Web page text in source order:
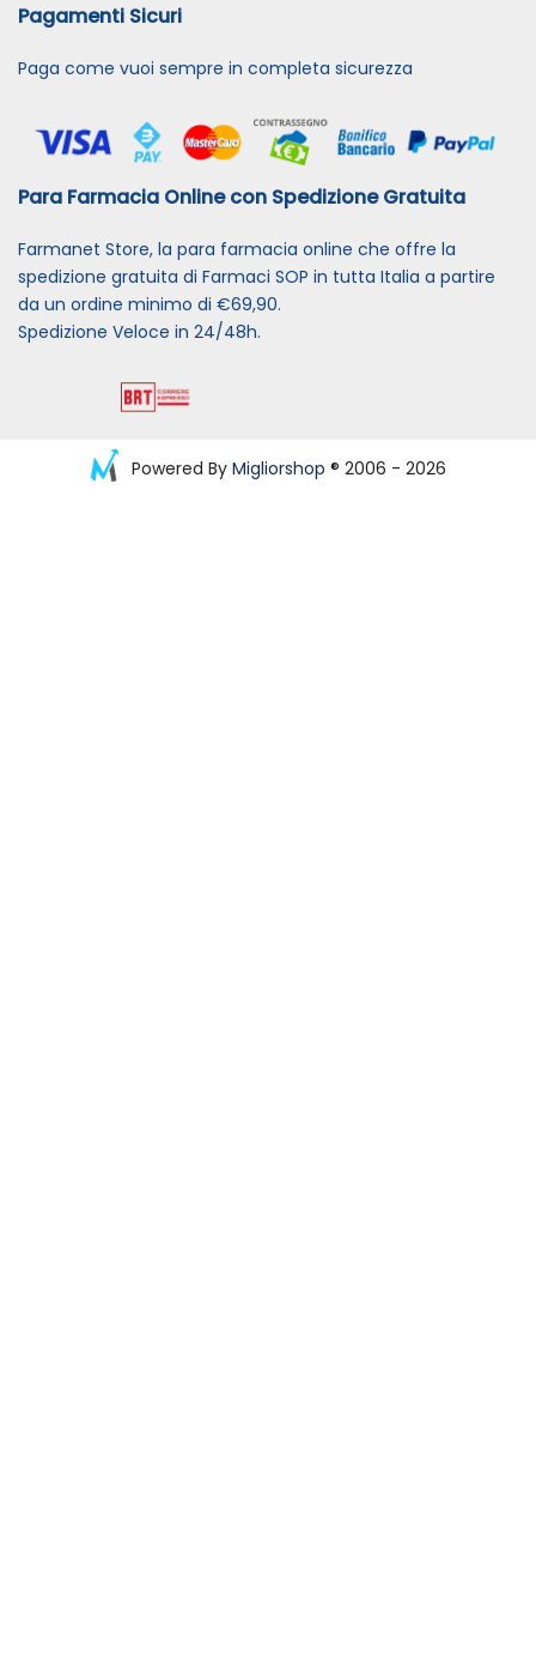
Pagamenti Sicuri
Paga come vuoi sempre in completa sicurezza
Para Farmacia Online con Spedizione Gratuita
Farmanet Store, la para farmacia online che offre la
spedizione gratuita di Farmaci SOP in tutta Italia a partire
da un ordine minimo di €69,90.
Spedizione Veloce in 24/48h.
Powered By Migliorshop ® 2006 - 2026